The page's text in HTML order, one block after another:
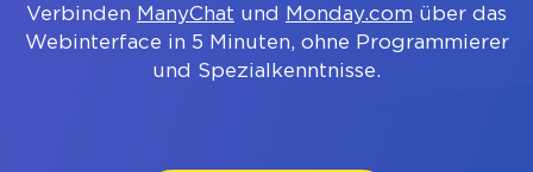
Verbinden ManyChat und Monday.com über das
Webinterface in 5 Minuten, ohne Programmierer
und Spezialkenntnisse.